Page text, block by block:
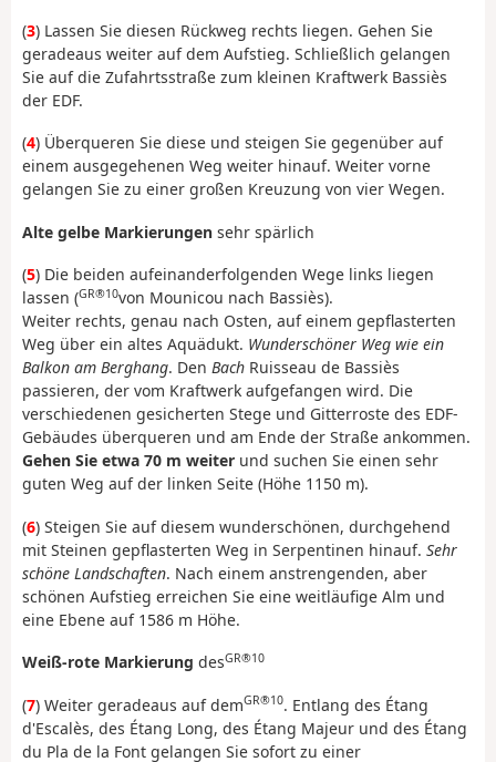
(3) Lassen Sie diesen Rückweg rechts liegen. Gehen Sie
geradeaus weiter auf dem Aufstieg. Schließlich gelangen
Sie auf die Zufahrtsstraße zum kleinen Kraftwerk Bassiès
der EDF.
(4) Überqueren Sie diese und steigen Sie gegenüber auf
einem ausgegehenen Weg weiter hinauf. Weiter vorne
gelangen Sie zu einer großen Kreuzung von vier Wegen.
Alte gelbe Markierungen sehr spärlich
(5) Die beiden aufeinanderfolgenden Wege links liegen
lassen (GR®10von Mounicou nach Bassiès).
Weiter rechts, genau nach Osten, auf einem gepflasterten
Weg über ein altes Aquädukt. Wunderschöner Weg wie ein
Balkon am Berghang. Den Bach Ruisseau de Bassiès
passieren, der vom Kraftwerk aufgefangen wird. Die
verschiedenen gesicherten Stege und Gitterroste des EDF-
Gebäudes überqueren und am Ende der Straße ankommen.
Gehen Sie etwa 70 m weiter und suchen Sie einen sehr
guten Weg auf der linken Seite (Höhe 1150 m).
(6) Steigen Sie auf diesem wunderschönen, durchgehend
mit Steinen gepflasterten Weg in Serpentinen hinauf. Sehr
schöne Landschaften. Nach einem anstrengenden, aber
schönen Aufstieg erreichen Sie eine weitläufige Alm und
eine Ebene auf 1586 m Höhe.
Weiß-rote Markierung desGR®10
(7) Weiter geradeaus auf demGR®10. Entlang des Étang
d'Escalès, des Étang Long, des Étang Majeur und des Étang
du Pla de la Font gelangen Sie sofort zu einer